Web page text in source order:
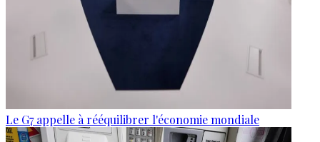
Le G7 appelle à rééquilibrer l'économie mondiale